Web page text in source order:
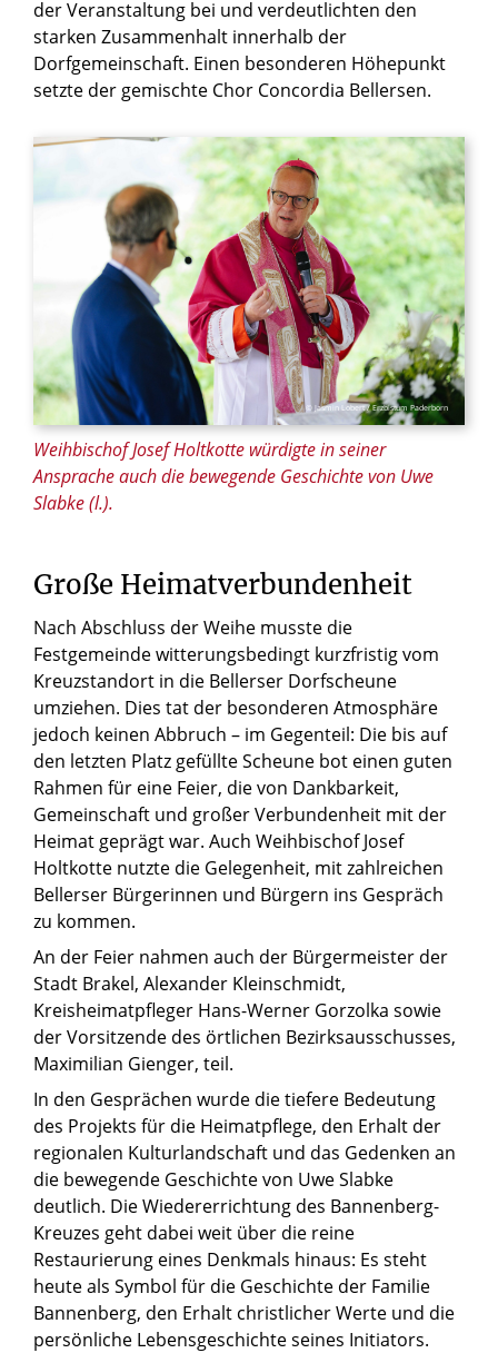
© Jasmin Lobert / Erzbistum Paderborn
Weihbischof Josef Holtkotte würdigte in seiner
Ansprache auch die bewegende Geschichte von Uwe
Slabke (l.).
der Veranstaltung bei und verdeutlichten den
starken Zusammenhalt innerhalb der
Dorfgemeinschaft. Einen besonderen Höhepunkt
setzte der gemischte Chor Concordia Bellersen.
Große Heimatverbundenheit
Nach Abschluss der Weihe musste die
Festgemeinde witterungsbedingt kurzfristig vom
Kreuzstandort in die Bellerser Dorfscheune
umziehen. Dies tat der besonderen Atmosphäre
jedoch keinen Abbruch – im Gegenteil: Die bis auf
den letzten Platz gefüllte Scheune bot einen guten
Rahmen für eine Feier, die von Dankbarkeit,
Gemeinschaft und großer Verbundenheit mit der
Heimat geprägt war. Auch Weihbischof Josef
Holtkotte nutzte die Gelegenheit, mit zahlreichen
Bellerser Bürgerinnen und Bürgern ins Gespräch
zu kommen.
An der Feier nahmen auch der Bürgermeister der
Stadt Brakel, Alexander Kleinschmidt,
Kreisheimatpfleger Hans-Werner Gorzolka sowie
der Vorsitzende des örtlichen Bezirksausschusses,
Maximilian Gienger, teil.
In den Gesprächen wurde die tiefere Bedeutung
des Projekts für die Heimatpflege, den Erhalt der
regionalen Kulturlandschaft und das Gedenken an
die bewegende Geschichte von Uwe Slabke
deutlich. Die Wiedererrichtung des Bannenberg-
Kreuzes geht dabei weit über die reine
Restaurierung eines Denkmals hinaus: Es steht
heute als Symbol für die Geschichte der Familie
Bannenberg, den Erhalt christlicher Werte und die
persönliche Lebensgeschichte seines Initiators.